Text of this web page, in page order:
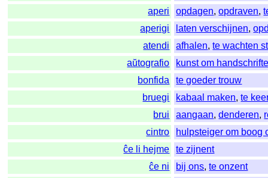
aperi
opdagen,opdraven,
aperigi
laten verschijnen,
atendi
afhalen,te wachten
aŭtografio
kunst om
bonfida
te goeder trouw
bruegi
kabaal maken,te
brui
aangaan,denderen,
cintro
hulpsteiger om boog
ĉe li hejme
te zijnent
ĉe ni
bij ons,te onzent